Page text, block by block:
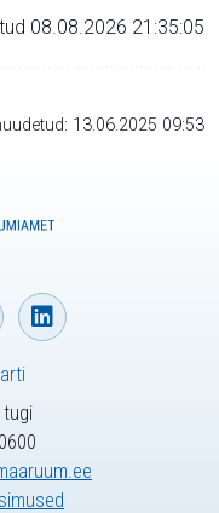
08.08.2026 21:35:05
13.06.2025 09:53
tugi